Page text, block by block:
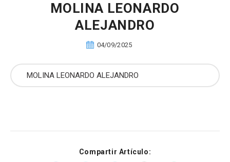
MOLINA LEONARDO
ALEJANDRO
04/09/2025
Compartir Artículo: